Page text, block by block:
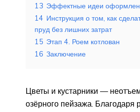
13 Эффектные идеи
14 Инструкция о том, как
пруд без лишних затрат
15 Этап 4. Роем котлован
16 Заключение
Цветы и кустарники —
озёрного пейзажа. Благодаря